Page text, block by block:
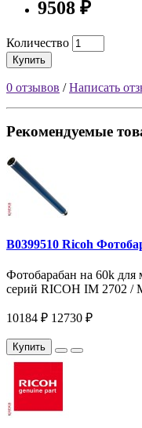
9508 ₽
Количество
Купить
0 отзывов /Написать
Рекомендуемые
B0399510 Ricoh
Фотобарабан на 60k
серий RICOH IM 2702 /
10184 ₽ 12730 ₽
Купить